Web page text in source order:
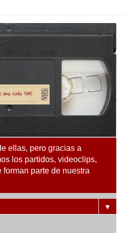
ellas, pero gracias a
los partidos, videoclips,
parte de nuestra
▼